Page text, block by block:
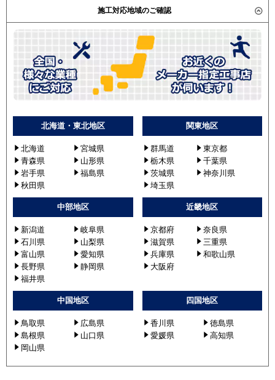
PDZX-ERMP140GV
PDZX-ERMP140GY
PDZX-ERMP140GZ
PDZX-ERMP140GW
PDZX-ERMP140GR
PDZX-ERMP140G2
PDZX-ERMP140G3
PDZX-ERMP140G5
PDZX-HRMP140GY
PDZX-HRMP140GZ
PDZX-HRMP140G2
PDZX-HRMP140G3
PDZX-HRMP140G4
PDZX-HRMP140G5
日立
RCB-GP140RSHP4
RCB-GP140RSHP5
RCB-GP140RSHP8
RCB-GP140RSHP9
施工対応地域のご確認
北海道・東北地区
北海道
宮城県
青森県
山形県
岩手県
福島県
秋田県
関東地区
群馬道
東京都
栃木県
千葉県
茨城県
神奈川県
埼玉県
中部地区
新潟道
岐阜県
石川県
山梨県
富山県
愛知県
長野県
静岡県
福井県
近畿地区
京都府
奈良県
滋賀県
三重県
兵庫県
和歌山県
大阪府
中国地区
鳥取県
広島県
島根県
山口県
岡山県
四国地区
香川県
徳島県
愛媛県
高知県